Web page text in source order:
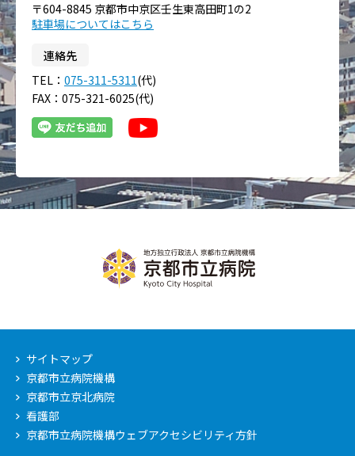
〒604-8845 京都市中京区壬生東高田町1の2
駐車場についてはこちら
連絡先
TEL： 075-311-5311(代)
FAX：075-321-6025(代)
サイトマップ
京都市立病院機構
京都市立京北病院
看護部
京都市立病院機構ウェブアクセシビリティ方針